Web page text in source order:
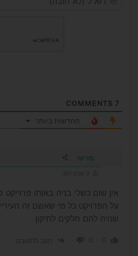
החדשות ביותר
מוישי
אין שום כשלי בניה באותו פרוייקט
על הפרויקט כל מי שאשם זה העירייה
שהיה להם חלקים לתיקון